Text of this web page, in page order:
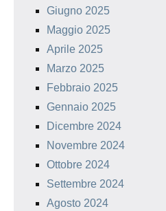
Giugno 2025
Maggio 2025
Aprile 2025
Marzo 2025
Febbraio 2025
Gennaio 2025
Dicembre 2024
Novembre 2024
Ottobre 2024
Settembre 2024
Agosto 2024